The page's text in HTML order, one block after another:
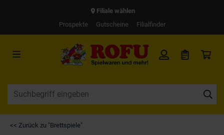
Filiale wählen
Prospekte
Gutscheine Filialfinder
<< Zurück zu "Brettspiele"